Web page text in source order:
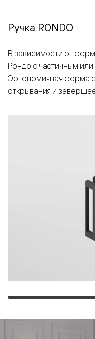
Ручка RONDO
В зависимости от
Рондо с частичным
Эргономичная форма
открывания и